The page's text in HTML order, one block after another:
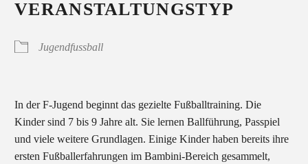
VERANSTALTUNGSTYP
Jugendfussball
In der F-Jugend beginnt das gezielte Fußballtraining. Die
Kinder sind 7 bis 9 Jahre alt. Sie lernen Ballführung, Passpiel
und viele weitere Grundlagen. Einige Kinder haben bereits ihre
ersten Fußballerfahrungen im Bambini-Bereich gesammelt,